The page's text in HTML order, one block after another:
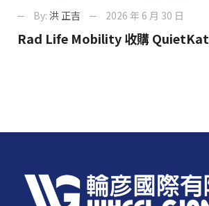
By: 洪 正吉 2026 年 6 月 30 日
Rad Life Mobility 收購 QuietKat